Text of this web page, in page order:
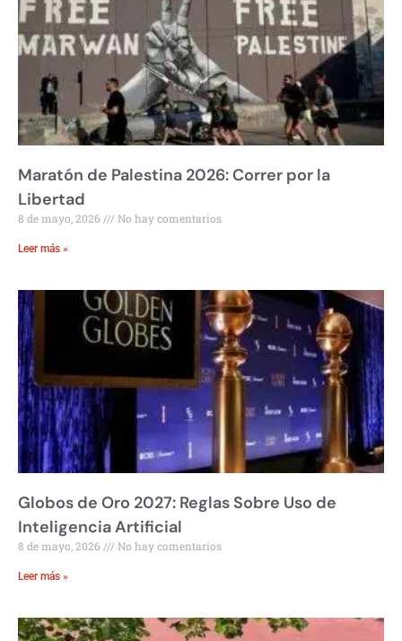
Maratón de Palestina 2026: Correr por la
Libertad
8 de mayo, 2026 No hay comentarios
Leer más »
Globos de Oro 2027: Reglas Sobre Uso de
Inteligencia Artificial
8 de mayo, 2026 No hay comentarios
Leer más »